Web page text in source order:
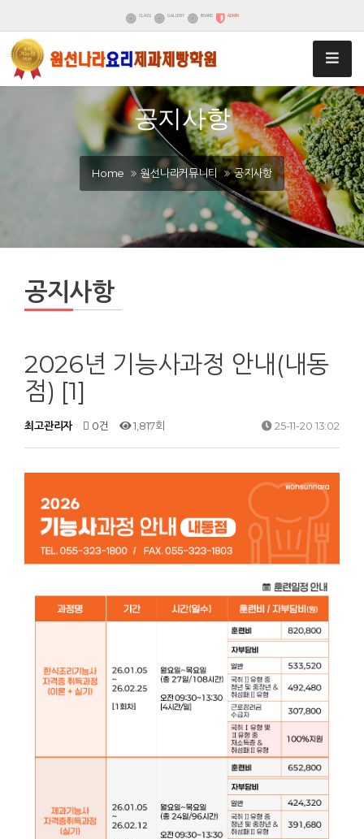
CLASS GALLERY BOARD ADMIN
공지사항
Home 원선나라커뮤니티 공지사항
공지사항
2026년 기능사과정 안내(내동
점) [1]
최고관리자 0건 1,817회 25-11-20 13:02